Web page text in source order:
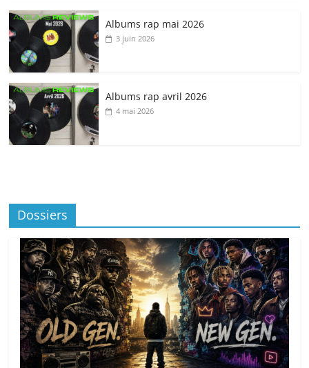
Albums rap mai 2026
3 juin 2026
Albums rap avril 2026
4 mai 2026
Dossiers